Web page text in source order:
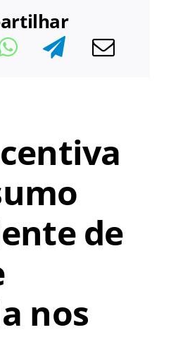
de
nos